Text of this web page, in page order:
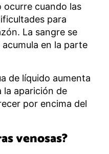
ocurre cuando las
para
La sangre se
en la parte
de líquido aumenta
la aparición de
por encima del
venosas?